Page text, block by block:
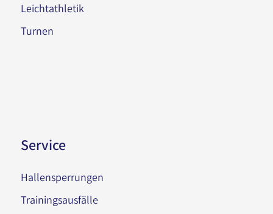
Leichtathletik
Turnen
Service
Hallensperrungen
Trainingsausfälle